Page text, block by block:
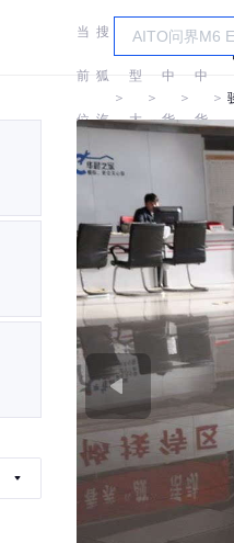
当
前
位
置:
搜
狐
汽
车
＞
车
型
大
＞
中
华
＞
中
华
＞